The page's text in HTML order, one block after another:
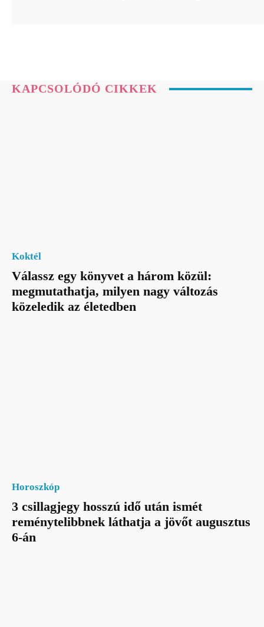
KAPCSOLÓDÓ CIKKEK
Koktél
Válassz egy könyvet a három közül:
megmutathatja, milyen nagy változás
közeledik az életedben
Horoszkóp
3 csillagjegy hosszú idő után ismét
reménytelibbnek láthatja a jövőt augusztus
6-án